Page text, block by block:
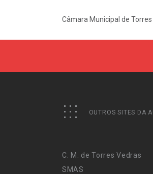
Câmara Municipal de
OUTROS SITES DA
C. M. de Torres Vedras
SMAS